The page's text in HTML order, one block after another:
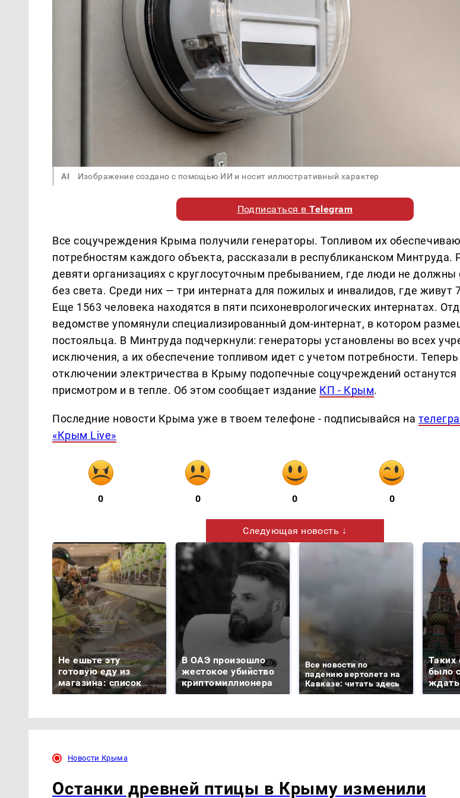
AI Изображение создано с помощью ИИ и носит иллюстративный характер
Подписаться вTelegram
Все соцучреждения Крыма получили генераторы. Топливом их
потребностям каждого объекта, рассказали в республиканском Минтруда.
девяти организациях с круглосуточным пребыванием, где люди не должны
без света. Среди них — три интерната для пожилых и инвалидов, где живут
Еще 1563 человека находятся в пяти психоневрологических интернатах.
ведомстве упомянули специализированный дом-интернат, в котором
постояльца. В Минтруда подчеркнули: генераторы установлены во всех
исключения, а их обеспечение топливом идет с учетом потребности.
отключении электричества в Крыму подопечные соцучреждений останутся
присмотром и в тепле. Об этом сообщает издание КП - Крым.
Последние новости Крыма уже в твоем телефоне - подписывайся на
«Крым Live»
0 0 0 0
Следующая новость ↓
Не ешьте эту
готовую еду из
магазина: список
В ОАЭ произошло
жестокое убийство
криптомиллионера
Все новости по
падению вертолета на
Кавказе: читать здесь
Таких
было
Новости Крыма
Останки древней птицы в Крыму изменили